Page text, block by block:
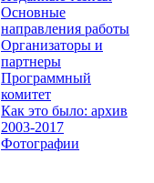
Основные
направления работы
Организаторы и
партнеры
Программный
комитет
Как это было: архив
2003-2017
Фотографии